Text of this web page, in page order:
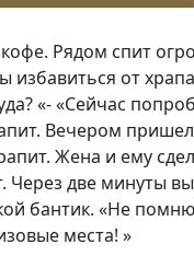
Рядом спит
избавиться от
«- «Сейчас
Вечером
Жена и ему
Через две минуты
бантик. «Не помню
места! »